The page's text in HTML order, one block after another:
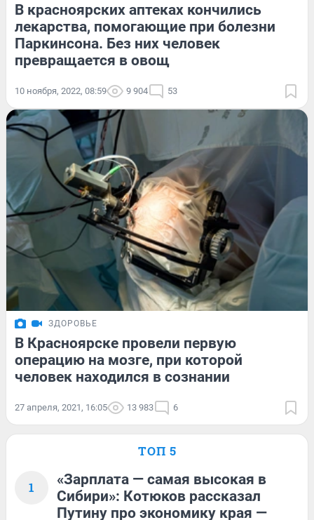
В красноярских аптеках кончились
лекарства, помогающие при болезни
Паркинсона. Без них человек
превращается в овощ
10 ноября, 2022, 08:59 9 904 53
ЗДОРОВЬЕ
В Красноярске провели первую
операцию на мозге, при которой
человек находился в сознании
27 апреля, 2021, 16:05 13 983 6
ТОП 5
1
«Зарплата — самая высокая в
Сибири»: Котюков рассказал
Путину про экономику края —